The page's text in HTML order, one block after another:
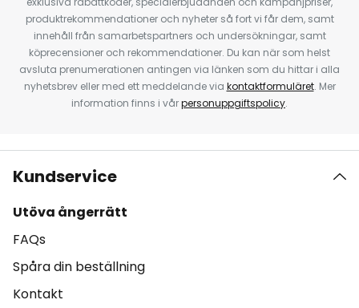
produktrekommendationer och nyheter så fort vi får dem, samt
innehåll från samarbetspartners och undersökningar, samt
köprecensioner och rekommendationer. Du kan när som helst
avsluta prenumerationen antingen via länken som du hittar i alla
nyhetsbrev eller med ett meddelande via kontaktformuläret. Mer
information finns i vårpersonuppgiftspolicy.
Kundservice
Utöva ångerrätt
FAQs
Spåra din beställning
Kontakt